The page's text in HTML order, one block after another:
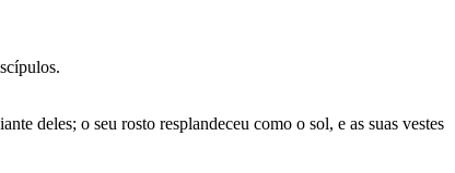
deles; o seu rosto resplandeceu como o sol, e as suas vestes